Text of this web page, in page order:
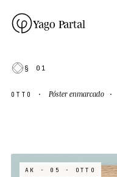
Yago Partal
§ 01
OTTO · Póster enmarcado·
AK · 05 · OTTO